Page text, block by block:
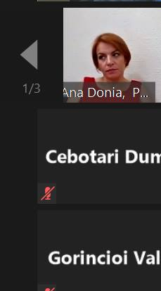
Projects in progres
Implemented projects
Notes & positions
Institutional Charter IDIS
IDIS International Advisory
Governance transparency
Sociometric Laboratory
National Business Agenda
Democratic process
Hybrid power
EU-STRAT bulletin